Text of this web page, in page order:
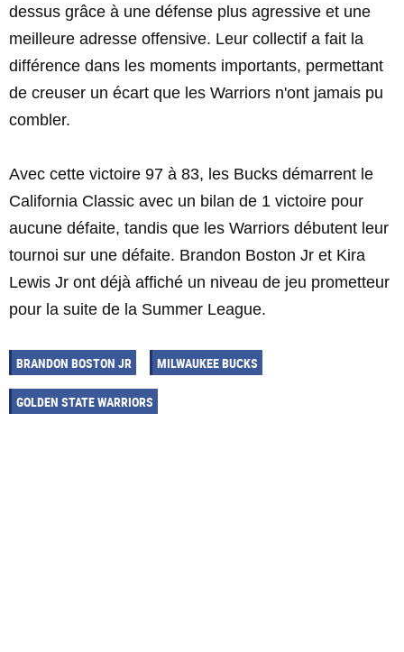
dessus grâce à une défense plus agressive et une
meilleure adresse offensive. Leur collectif a fait la
différence dans les moments importants, permettant
de creuser un écart que les Warriors n'ont jamais pu
combler.
Avec cette victoire 97 à 83, les Bucks démarrent le
California Classic avec un bilan de 1 victoire pour
aucune défaite, tandis que les Warriors débutent leur
tournoi sur une défaite. Brandon Boston Jr et Kira
Lewis Jr ont déjà affiché un niveau de jeu prometteur
pour la suite de la Summer League.
BRANDON BOSTON JR MILWAUKEE BUCKS
GOLDEN STATE WARRIORS